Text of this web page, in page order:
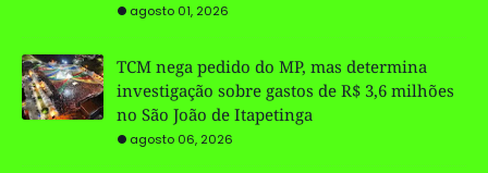
agosto 01, 2026
TCM nega pedido do MP, mas determina
investigação sobre gastos de R$ 3,6 milhões
no São João de Itapetinga
agosto 06, 2026